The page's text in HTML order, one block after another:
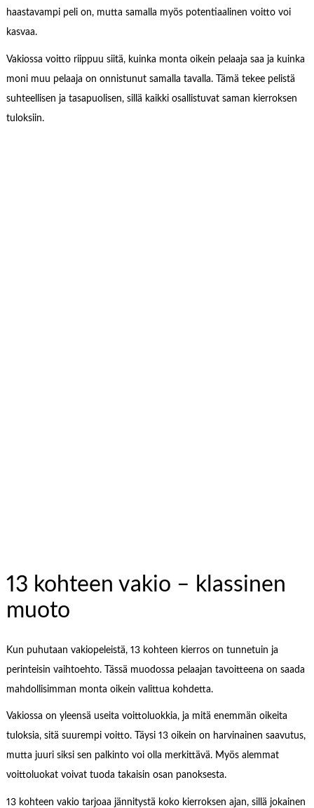
haastavampi peli on, mutta samalla myös potentiaalinen voitto voi
kasvaa.
Vakiossa voitto riippuu siitä, kuinka monta oikein pelaaja saa ja kuinka
moni muu pelaaja on onnistunut samalla tavalla. Tämä tekee pelistä
suhteellisen ja tasapuolisen, sillä kaikki osallistuvat saman kierroksen
tuloksiin.
13 kohteen vakio – klassinen
muoto
Kun puhutaan vakiopeleistä, 13 kohteen kierros on tunnetuin ja
perinteisin vaihtoehto. Tässä muodossa pelaajan tavoitteena on saada
mahdollisimman monta oikein valittua kohdetta.
Vakiossa on yleensä useita voittoluokkia, ja mitä enemmän oikeita
tuloksia, sitä suurempi voitto. Täysi 13 oikein on harvinainen saavutus,
mutta juuri siksi sen palkinto voi olla merkittävä. Myös alemmat
voittoluokat voivat tuoda takaisin osan panoksesta.
13 kohteen vakio tarjoaa jännitystä koko kierroksen ajan, sillä jokainen